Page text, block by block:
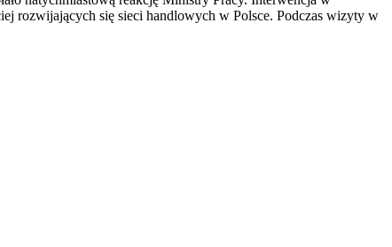
rozwijających się sieci handlowych w Polsce. Podczas wizyty w